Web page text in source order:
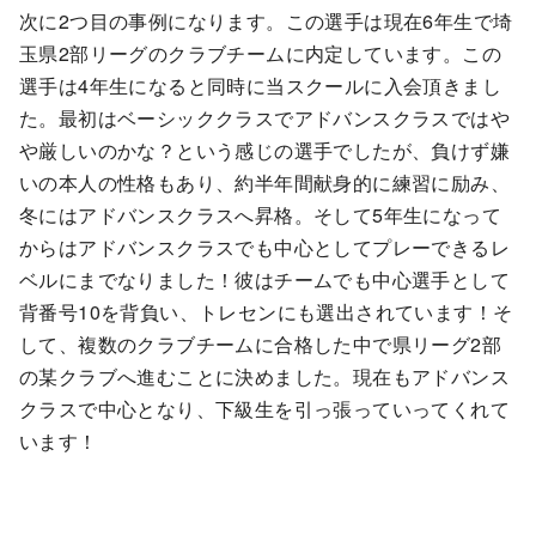
次に2つ目の事例になります。この選手は現在6年生で埼
玉県2部リーグのクラブチームに内定しています。この
選手は4年生になると同時に当スクールに入会頂きまし
た。最初はベーシッククラスでアドバンスクラスではや
や厳しいのかな？という感じの選手でしたが、負けず嫌
いの本人の性格もあり、約半年間献身的に練習に励み、
冬にはアドバンスクラスへ昇格。そして5年生になって
からはアドバンスクラスでも中心としてプレーできるレ
ベルにまでなりました！彼はチームでも中心選手として
背番号10を背負い、トレセンにも選出されています！そ
して、複数のクラブチームに合格した中で県リーグ2部
の某クラブへ進むことに決めました。現在もアドバンス
クラスで中心となり、下級生を引っ張っていってくれて
います！